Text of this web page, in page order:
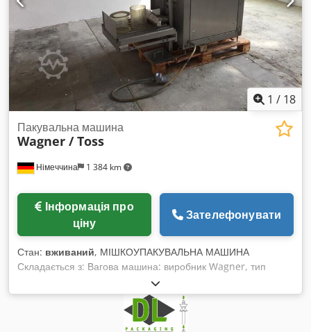
Система керування MC 06 з точним вимірюванням вакууму
в камері. Виробник: Multivac Модель: C500 Cjdpjzp Eh Nefx
Aaforf Живлення: 400 В / 50 Гц / 3 фази / 7 кВт Вакуумний
насос: Busch 160 м³/год Довжина запаювальної планки: 660
мм (x4) Розміри камери: 740×660 мм (x2) Розміри апарату
(ДxШxВ): 1600x950x1060 мм Вага апарату: 650 кг.
1 / 18
Німеччина 1 384 km
Пакувальна машина
Wagner / Toss
ціну
Зателефонувати
Стан: вживаний, МІШКОУПАКУВАЛЬНА МАШИНА
Складається з: Вагова машина: виробник Wagner, тип
WAMA-SP Compact, рік випуску 1995 Транспортерна стрічка
Машина для розвантаження мішків: DCE Sintamatic
Мішкозварювальна машина: Toss тип 780, рік випуску 2002
Crsdpfx Asu Nu Hveafof